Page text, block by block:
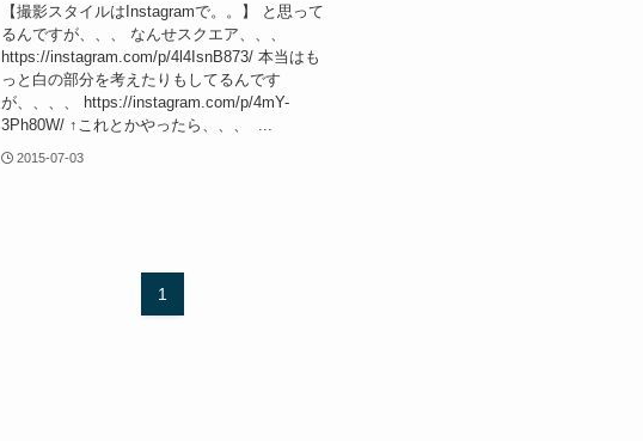
【撮影スタイルはInstagramで。。】 と思って
るんですが、、、 なんせスクエア、、、
https://instagram.com/p/4l4IsnB873/ 本当はも
っと白の部分を考えたりもしてるんです
が、、、、 https://instagram.com/p/4mY-
3Ph80W/ ↑これとかやったら、、、 ...
2015-07-03
1